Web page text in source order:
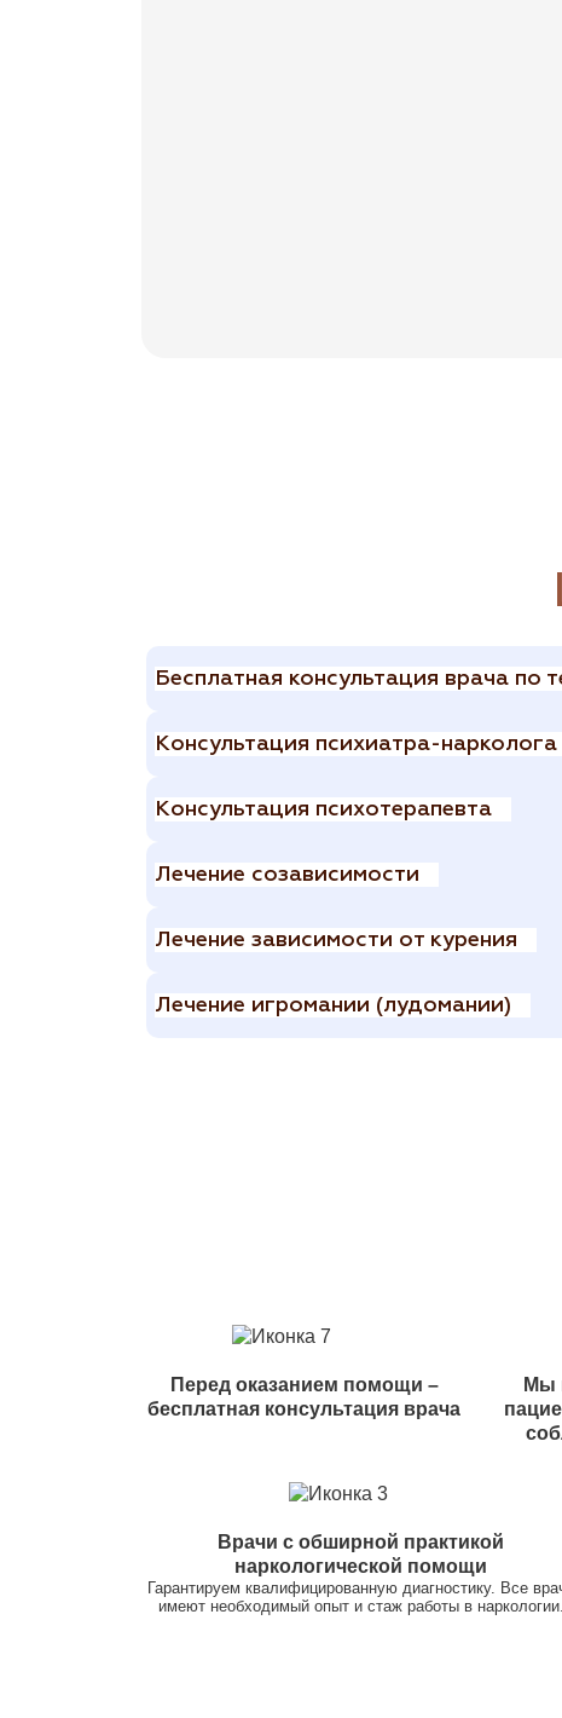
Бесплатная консультация врача по
Консультация психиатра-нарколога
Консультация психотерапевта
Лечение созависимости
Лечение зависимости от курения
Лечение игромании (лудомании)
Перед оказанием помощи –
бесплатная консультация врача
Мы
Врачи с обширной практикой
наркологической помощи
Гарантируем квалифицированную диагностику. Все
имеют необходимый опыт и стаж работы в наркологии.